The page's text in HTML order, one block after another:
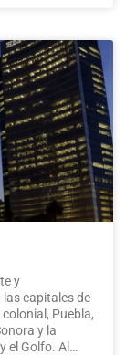
Ofrecen a los
y museos que
vivas
donde
y de
y
las capitales de
Puebla,
y la
el Golfo. Al